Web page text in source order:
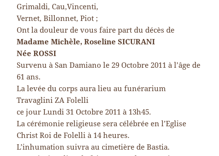
Grimaldi, Cau,Vincenti,
Vernet, Billonnet, Piot ;
Ont la douleur de vous faire part du décès de
Madame Michèle, Roseline SICURANI
Née ROSSI
Survenu à San Damiano le 29 Octobre 2011 à l’âge de
61 ans.
La levée du corps aura lieu au funérarium
Travaglini ZA Folelli
ce jour Lundi 31 Octobre 2011 à 13h45.
La cérémonie religieuse sera célébrée en l’Eglise
Christ Roi de Folelli à 14 heures.
L’inhumation suivra au cimetière de Bastia.